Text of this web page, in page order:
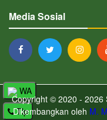
Media Sosial
WA
Tlp
Copyright © 2020 - 2026
Dikembangkan oleh M.